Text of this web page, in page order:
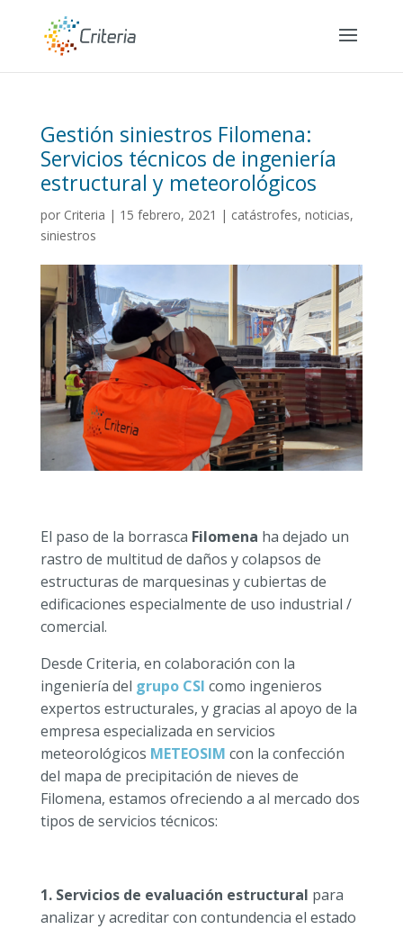
Gestión siniestros Filomena:
Servicios técnicos de ingeniería
estructural y meteorológicos
por Criteria | 15 febrero, 2021 | catástrofes, noticias,
siniestros
​El paso de la borrasca Filomena ha dejado un
rastro de multitud de daños y colapsos de
estructuras de marquesinas y cubiertas de
edificaciones especialmente de uso industrial /
comercial.
Desde Criteria, en colaboración con la
ingeniería del grupo CSI como ingenieros
expertos estructurales, y gracias al apoyo de la
empresa especializada en servicios
meteorológicos METEOSIM con la confección
del mapa de precipitación de nieves de
Filomena, estamos ofreciendo a al mercado dos
tipos de servicios técnicos:
1. Servicios de evaluación estructural para
analizar y acreditar con contundencia el estado